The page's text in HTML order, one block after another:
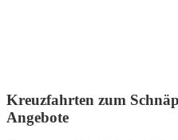
Kreuzfahrten zum
Angebote